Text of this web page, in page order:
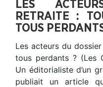
LES
RETRAITE :
TOUS
Les acteurs du
tous perdants ? (Les
Un éditorialiste d’un
publiait un article